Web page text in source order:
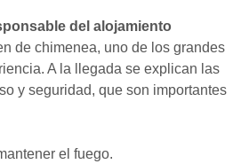
del alojamiento
de chimenea, uno de los grandes
A la llegada se explican las
y seguridad, que son importantes
el fuego.